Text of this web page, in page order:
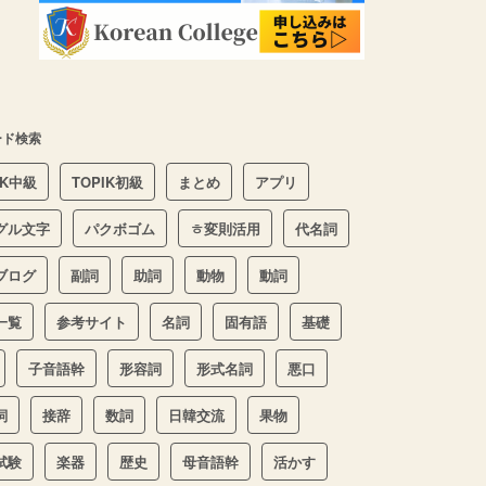
検索
中級 TOPIK初級 まとめ アプリ
ル文字 パクボゴム ㅎ変則活用 代名詞
ログ 副詞 助詞 動物 動詞
覧 参考サイト 名詞 固有語 基礎
子音語幹 形容詞 形式名詞 悪口
接辞 数詞 日韓交流 果物
験 楽器 歴史 母音語幹 活かす